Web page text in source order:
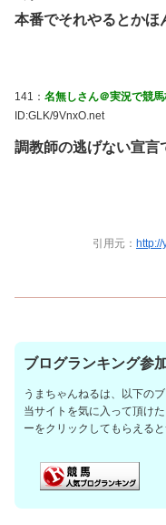
本番でそれやるとかほ
141： 名無しさん＠実況で競馬
ID:GLK/9VnxO.net
調教師の逃げない宣言
引用元：
ブログランキング参
うまちゃんねるは、以下の
当サイトを気に入って頂け
ーをクリックしてもらえる